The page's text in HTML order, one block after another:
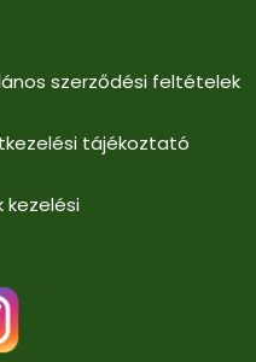
szerződési feltételek
tájékoztató
kezelési